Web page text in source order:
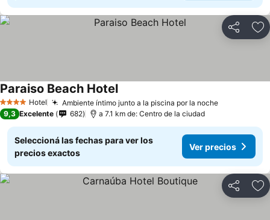
Compartir
4 EstrellasHotel Ambiente íntimo junto a la piscina por la nocheVer precios
Paraiso Beach HotelVer precios
9,3 Excelente 682 a 7.1 km de: Centro de la ciudad
Seleccioná las fechas para ver los
precios exactos
Ver precios
Compartir